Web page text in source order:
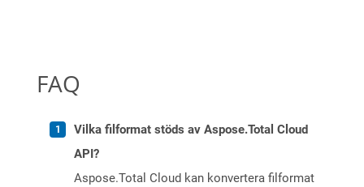
FAQ
Vilka filformat stöds av Aspose.Total Cloud
API?
Aspose.Total Cloud kan konvertera filformat